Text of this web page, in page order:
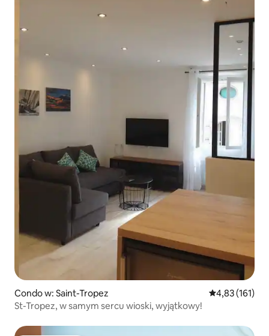
Condo w: Saint-Tropez Średnia
4,83 (161)
St-Tropez, w samym sercu wioski, wyjątkowy!